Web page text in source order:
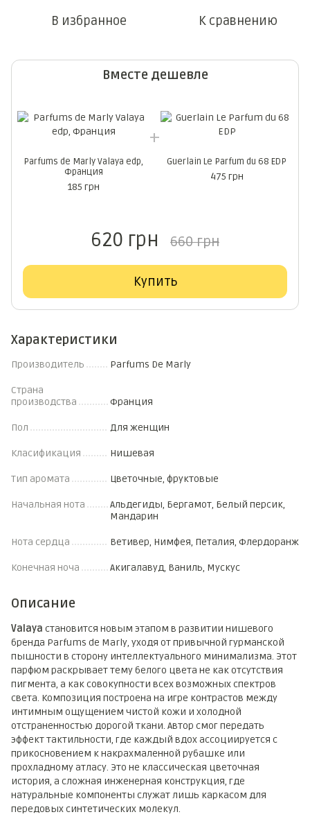
В избранное К сравнению
Вместе дешевле
Parfums de Marly Valaya edp,
Франция
185 грн
Guerlain Le Parfum du 68 EDP
475 грн
620 грн 660 грн
Купить
Характеристики
Производитель Parfums De Marly
Страна
производства
Франция
Пол Для женщин
Класификация Нишевая
Тип аромата Цветочные, фруктовые
Начальная нота
Альдегиды, Бергамот, Белый персик,
Мандарин
Нота сердца Ветивер, Нимфея, Петалия, Флердоранж
Конечная ноча Акигалавуд, Ваниль, Мускус
Описание
Valaya становится новым этапом в развитии нишевого
бренда Parfums de Marly, уходя от привычной гурманской
пышности в сторону интеллектуального минимализма. Этот
парфюм раскрывает тему белого цвета не как отсутствия
пигмента, а как совокупности всех возможных спектров
света. Композиция построена на игре контрастов между
интимным ощущением чистой кожи и холодной
отстраненностью дорогой ткани. Автор смог передать
эффект тактильности, где каждый вдох ассоциируется с
прикосновением к накрахмаленной рубашке или
прохладному атласу. Это не классическая цветочная
история, а сложная инженерная конструкция, где
натуральные компоненты служат лишь каркасом для
передовых синтетических молекул.